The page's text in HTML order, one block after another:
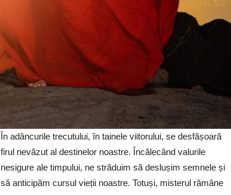
În adâncurile trecutului, în tainele viitorului, se desfășoară
firul nevăzut al destinelor noastre. Încălecând valurile
nesigure ale timpului, ne străduim să deslușim semnele și
să anticipăm cursul vieții noastre. Totuși, misterul rămâne